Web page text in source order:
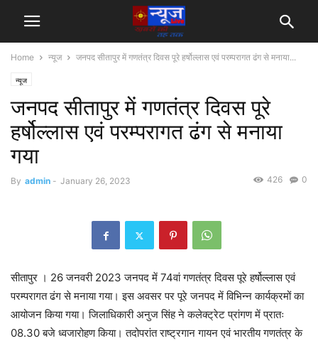
Home न्यूज जनपद सीतापुर में गणतंत्र दिवस पूरे हर्षोल्लास एवं परम्परागत ढंग से मनाया...
न्यूज
जनपद सीतापुर में गणतंत्र दिवस पूरे
हर्षोल्लास एवं परम्परागत ढंग से मनाया
गया
By admin - January 26, 2023 0
426
सीतापुर । 26 जनवरी 2023 जनपद में 74वां गणतंत्र दिवस पूरे हर्षोल्लास एवं
परम्परागत ढंग से मनाया गया। इस अवसर पर पूरे जनपद में विभिन्न कार्यक्रमों का
आयोजन किया गया। जिलाधिकारी अनुज सिंह ने कलेक्ट्रेट प्रांगण में प्रातः
08.30 बजे ध्वजारोहण किया। तदोपरांत राष्ट्रगान गायन एवं भारतीय गणतंत्र के